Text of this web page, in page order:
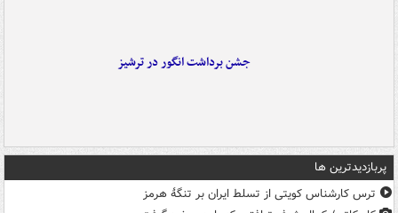
جشن برداشت انگور در ترشیز
پربازدیدترین ها
ترس کارشناس کویتی از تسلط ایران بر تنگۀ هرمز